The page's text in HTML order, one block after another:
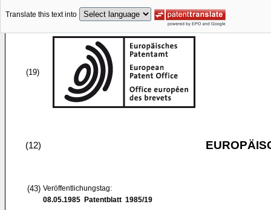
Translate this text into
(19)
(12)
(43) Veröffentlichungstag:
08.05.1985 Patentblatt 1985/19